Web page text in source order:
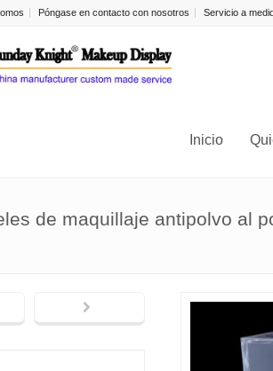
Póngase en contacto con nosotros Servicio a
Inicio
de maquillaje antipolvo al